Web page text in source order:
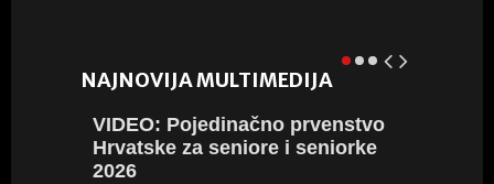
NAJNOVIJA MULTIMEDIJA
VIDEO: Pojedinačno prvenstvo
Hrvatske za seniore i seniorke
2026